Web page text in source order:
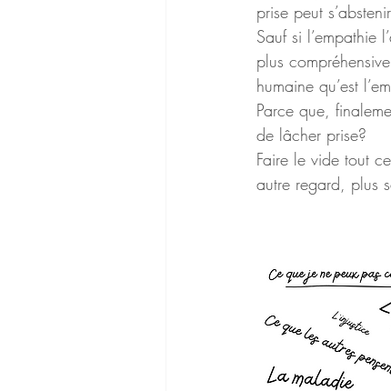
prise peut
Sauf si l’empathie
plus
humaine qu’est
Parce que,
de lâcher prise?
Faire le vide tout
autre regard, plus